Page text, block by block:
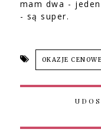
mam dwa -
- są super.
OKAZJE CENOWE